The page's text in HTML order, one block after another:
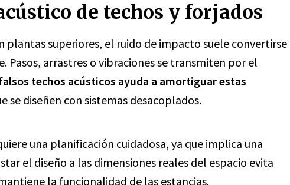
de techos y forjados
plantas superiores, el ruido de impacto suele convertirse
Pasos, arrastres o vibraciones se transmiten por el
techos acústicos ayuda a amortiguar estas
se diseñen con sistemas desacoplados.
una planificación cuidadosa, ya que implica una
el diseño a las dimensiones reales del espacio evita
la funcionalidad de las estancias.